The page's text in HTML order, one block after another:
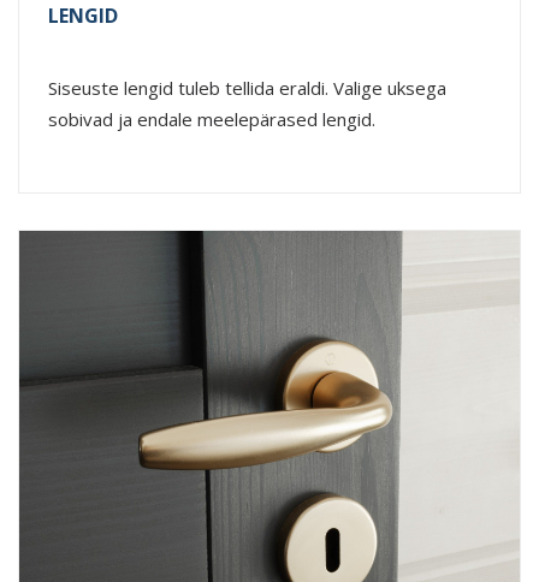
LENGID
Siseuste lengid tuleb tellida eraldi. Valige uksega
sobivad ja endale meelepärased lengid.